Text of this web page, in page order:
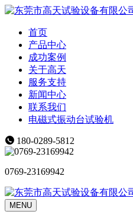
首页
产品中心
成功案例
关于高天
服务支持
新闻中心
联系我们
电磁式振动台试验机
180-0289-5812
0769-23169942
MENU